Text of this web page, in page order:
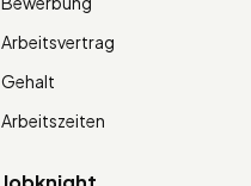
Arbeitsvertrag
Gehalt
Arbeitszeiten